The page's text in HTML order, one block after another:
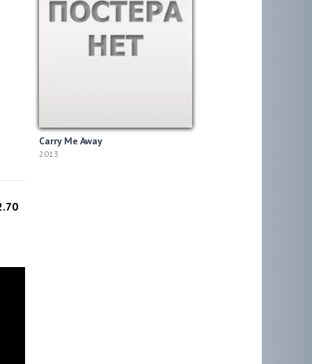
Carry Me Away
2013